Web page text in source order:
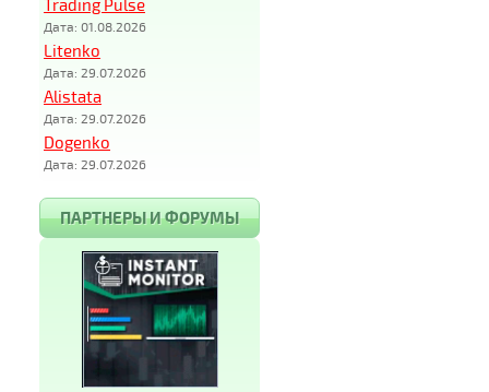
Trading Pulse
Дата: 01.08.2026
Litenko
Дата: 29.07.2026
Alistata
Дата: 29.07.2026
Dogenko
Дата: 29.07.2026
ПАРТНЕРЫ И ФОРУМЫ